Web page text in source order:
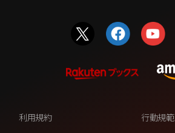
利用規約
行動規範